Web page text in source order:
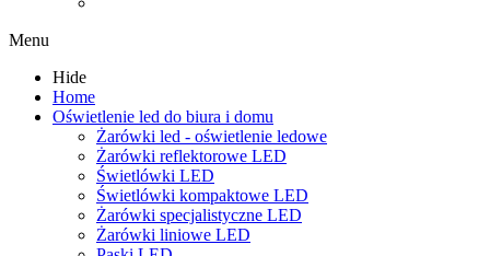
Menu
Hide
Home
Oświetlenie led do biura i domu
Żarówki led - oświetlenie ledowe
Żarówki reflektorowe LED
Świetlówki LED
Świetlówki kompaktowe LED
Żarówki specjalistyczne LED
Żarówki liniowe LED